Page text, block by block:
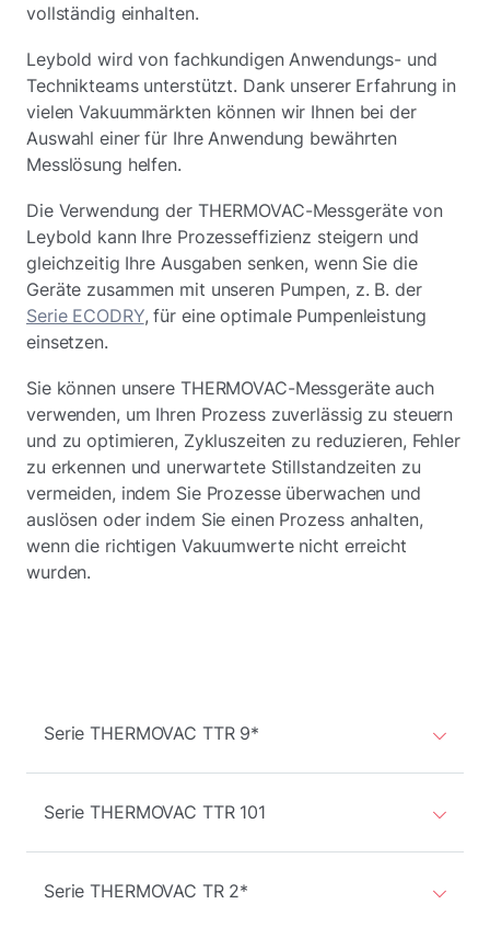
vollständig einhalten.
Leybold wird von fachkundigen Anwendungs- und
Technikteams unterstützt. Dank unserer Erfahrung in
vielen Vakuummärkten können wir Ihnen bei der
Auswahl einer für Ihre Anwendung bewährten
Messlösung helfen.
Die Verwendung der THERMOVAC-Messgeräte von
Leybold kann Ihre Prozesseffizienz steigern und
gleichzeitig Ihre Ausgaben senken, wenn Sie die
Geräte zusammen mit unseren Pumpen, z. B. der
Serie ECODRY, für eine optimale Pumpenleistung
einsetzen.
Sie können unsere THERMOVAC-Messgeräte auch
verwenden, um Ihren Prozess zuverlässig zu steuern
und zu optimieren, Zykluszeiten zu reduzieren, Fehler
zu erkennen und unerwartete Stillstandzeiten zu
vermeiden, indem Sie Prozesse überwachen und
auslösen oder indem Sie einen Prozess anhalten,
wenn die richtigen Vakuumwerte nicht erreicht
wurden.
Serie THERMOVAC TTR 9*
Serie THERMOVAC TTR 101
Serie THERMOVAC TR 2*